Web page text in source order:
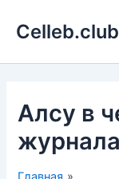
Celleb.club
Алсу в